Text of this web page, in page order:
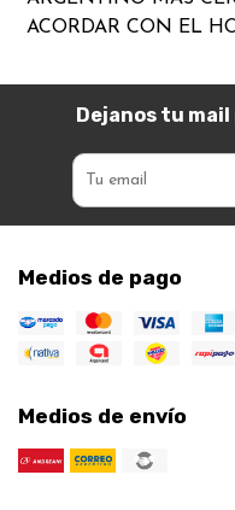
ACORDAR CON EL
Dejanos tu
Medios de pago
Medios de envío